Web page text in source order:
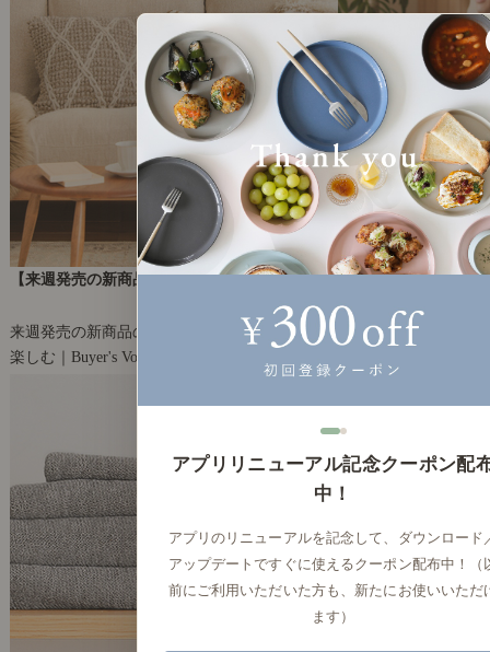
【来週発売の新商品】2022年11月2週目の新商品をご紹介します。
2022年11月04日(金)
来週発売の新商品の魅力を、お届けします。
楽しむ｜Buyer's Voice
アプリリニューアル記念クーポン配
中！
アプリのリニューアルを記念して、ダウンロード
アップデートですぐに使えるクーポン配布中！（
前にご利用いただいた方も、新たにお使いいただ
ます）